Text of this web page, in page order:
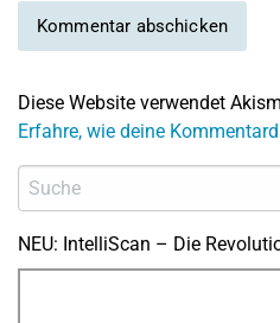
Diese Website verwendet
Erfahre, wie deine
NEU: IntelliScan – Die